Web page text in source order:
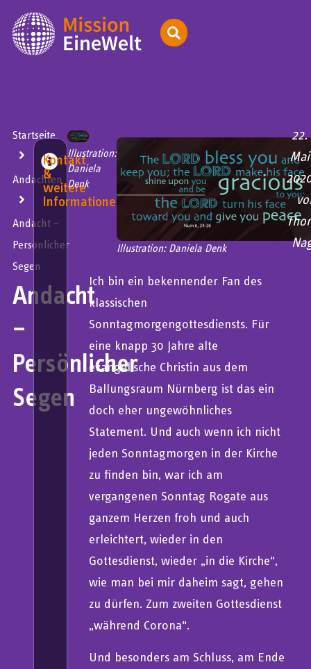
Andacht
–
Persönlicher
Segen
Startseite
Andachten
Andacht –
Persönlicher
Segen
Kontakt
&
weitere
Informationen
Illustration:
Daniela
Denk
Illustration: Daniela Denk
Ich bin ein bekennender Fan des
klassischen
Sonntagmorgengottesdiensts. Für
eine knapp 30 Jahre alte
evangelische Christin aus dem
Ballungsraum Nürnberg ist das ein
doch eher ungewöhnliches
Statement. Und auch wenn ich nicht
jeden Sonntagmorgen in der Kirche
zu finden bin, war ich am
vergangenen Sonntag Rogate aus
ganzem Herzen froh und auch
erleichtert, wieder in den
Gottesdienst, wieder „in die Kirche“,
wie man bei mir daheim sagt, gehen
zu dürfen. Zum zweiten Gottesdienst
„während Corona“.
Und besonders am Schluss, am Ende
22.
Mai